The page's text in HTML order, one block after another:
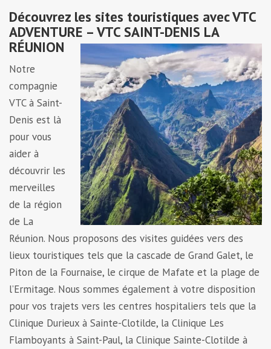
Découvrez les sites touristiques avec VTC
ADVENTURE – VTC SAINT-DENIS LA
RÉUNION
Notre
compagnie
VTC à Saint-
Denis est là
pour vous
aider à
découvrir les
merveilles
de la région
de La
Réunion. Nous proposons des visites guidées vers des
lieux touristiques tels que la cascade de Grand Galet, le
Piton de la Fournaise, le cirque de Mafate et la plage de
l’Ermitage. Nous sommes également à votre disposition
pour vos trajets vers les centres hospitaliers tels que la
Clinique Durieux à Sainte-Clotilde, la Clinique Les
Flamboyants à Saint-Paul, la Clinique Sainte-Clotilde à